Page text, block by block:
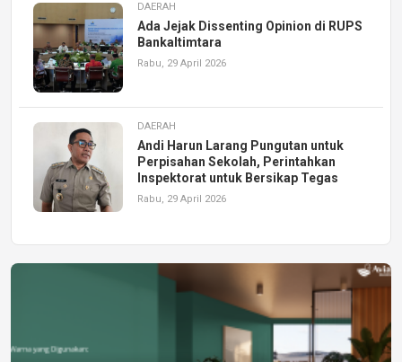
DAERAH
Ada Jejak Dissenting Opinion di RUPS
Bankaltimtara
Rabu, 29 April 2026
DAERAH
Andi Harun Larang Pungutan untuk
Perpisahan Sekolah, Perintahkan
Inspektorat untuk Bersikap Tegas
Rabu, 29 April 2026